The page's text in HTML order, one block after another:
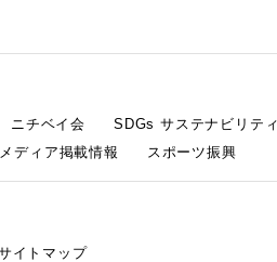
ニチベイ会 SDGs サステナビリテ
メディア掲載情報 スポーツ振興
イトマップ